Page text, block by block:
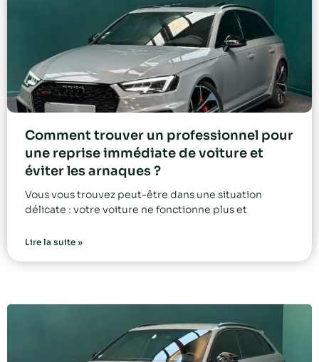
Comment trouver un professionnel pour
une reprise immédiate de voiture et
éviter les arnaques ?
Vous vous trouvez peut-être dans une situation
délicate : votre voiture ne fonctionne plus et
Lire la suite »